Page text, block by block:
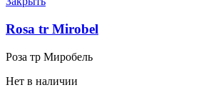
Rosa tr Mirobel
Роза тр Миробель
Нет в наличии